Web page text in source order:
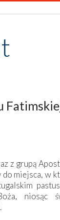
z grupą
miejsca, w
niosąc